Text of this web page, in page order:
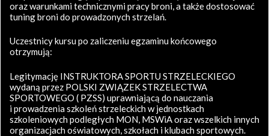
oraz warunkami technicznymi pracy broni, a także dostosować
tuning broni do prowadzonych strzelań.
Uczestnicy kursu po zaliczeniu egzaminu końcowego
otrzymują:
Legitymację INSTRUKTORA SPORTU STRZELECKIEGO
wydaną przez POLSKI ZWIĄZEK STRZELECTWA
SPORTOWEGO ( PZSS) uprawniającą do nauczania
i prowadzenia szkoleń strzeleckich w jednostkach
szkoleniowych podległych MON, MSWiA oraz wszelkich innych
organizacjach oświatowych, szkołach i klubach sportowych.